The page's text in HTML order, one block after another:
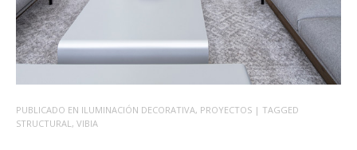
PUBLICADO EN ILUMINACIÓN DECORATIVA, PROYECTOS | TAGGED
STRUCTURAL , VIBIA